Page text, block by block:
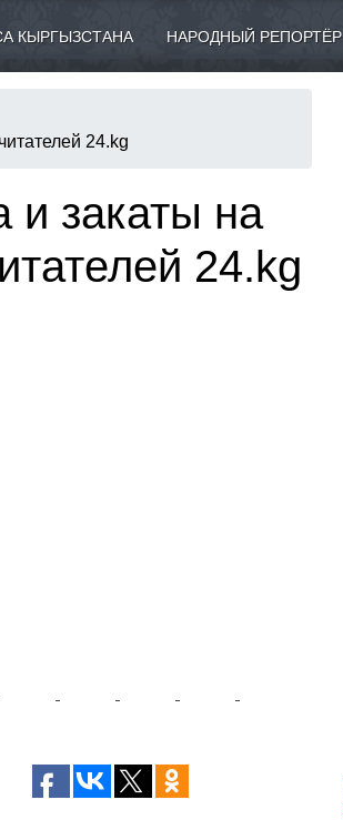
КЫРГЫЗСТАНА НАРОДНЫЙ РЕПОРТЁР
24.kg
и закаты на
24.kg